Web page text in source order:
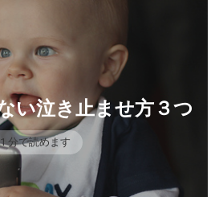
い泣き止ませ方３つ
1 分で読めます